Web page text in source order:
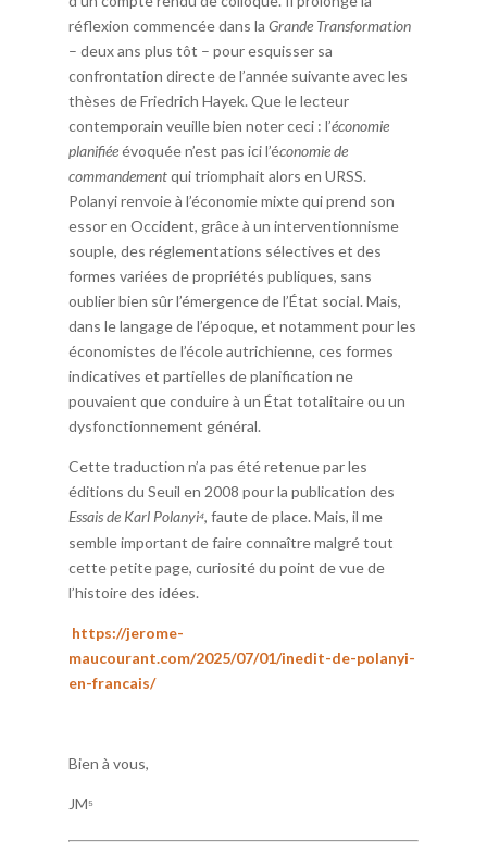
réflexion commencée dans la Grande Transformation
– deux ans plus tôt – pour esquisser sa
confrontation directe de l’année suivante avec les
thèses de Friedrich Hayek. Que le lecteur
contemporain veuille bien noter ceci : l’économie
planifiéeévoquée n’est pas ici l’économie de
commandementqui triomphait alors en URSS.
Polanyi renvoie à l’économie mixte qui prend son
essor en Occident, grâce à un interventionnisme
souple, des réglementations sélectives et des
formes variées de propriétés publiques, sans
oublier bien sûr l’émergence de l’État social. Mais,
dans le langage de l’époque, et notamment pour les
économistes de l’école autrichienne, ces formes
indicatives et partielles de planification ne
pouvaient que conduire à un État totalitaire ou un
dysfonctionnement général.
Cette traduction n’a pas été retenue par les
éditions du Seuil en 2008 pour la publication des
Essais de Karl Polanyi⁴, faute de place. Mais, il me
semble important de faire connaître malgré tout
cette petite page, curiosité du point de vue de
l’histoire des idées.
https://jerome-
maucourant.com/2025/07/01/inedit-de-polanyi-
en-francais/
Bien à vous,
JM⁵